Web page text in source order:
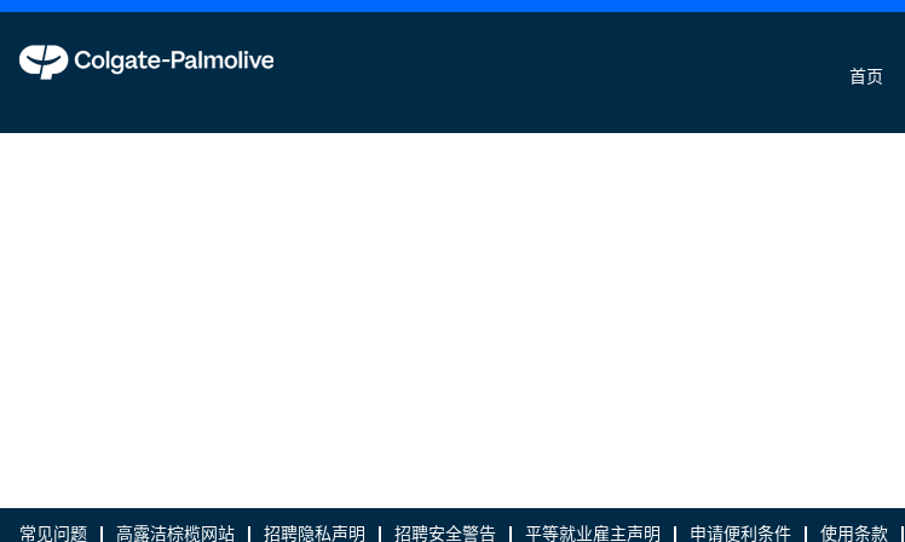
首页
常见问题 高露洁棕榄网站 招聘隐私声明 招聘安全警告 平等就业雇主声明 申请便利条件 使用条款